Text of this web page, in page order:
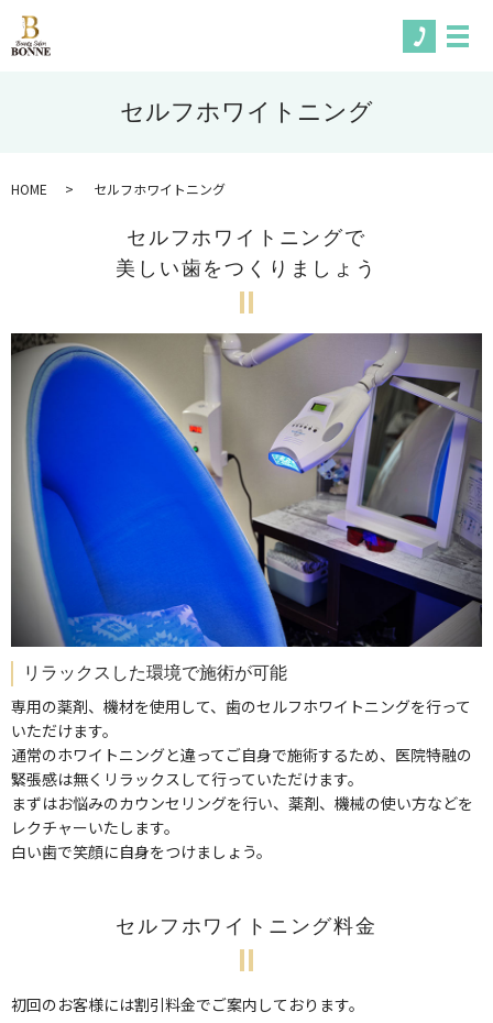
メ
セルフホワイトニング
HOME セルフホワイトニング
セルフホワイトニングで
美しい歯をつくりましょう
リラックスした環境で施術が可能
専用の薬剤、機材を使用して、歯のセルフホワイトニングを行って
いただけます。
通常のホワイトニングと違ってご自身で施術するため、医院特融の
緊張感は無くリラックスして行っていただけます。
まずはお悩みのカウンセリングを行い、薬剤、機械の使い方などを
レクチャーいたします。
白い歯で笑顔に自身をつけましょう。
セルフホワイトニング料金
初回のお客様には割引料金でご案内しております。